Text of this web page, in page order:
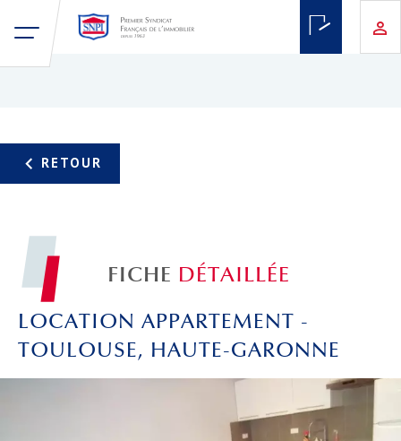
FICHE DÉTAILLÉE
LOCATION APPARTEMENT -
TOULOUSE, HAUTE-GARONNE